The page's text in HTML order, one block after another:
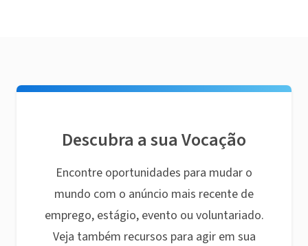
Descubra a sua Vocação
Encontre oportunidades para mudar o
mundo com o anúncio mais recente de
emprego, estágio, evento ou voluntariado.
Veja também recursos para agir em sua